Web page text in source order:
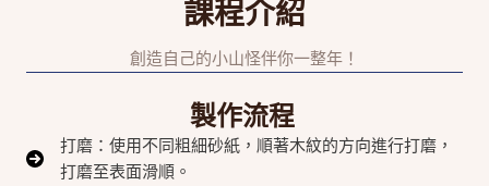
課程介紹
創造自己的小山怪伴你一整年！
製作流程
打磨：使用不同粗細砂紙，順著木紋的方向進行打磨，
打磨至表面滑順。